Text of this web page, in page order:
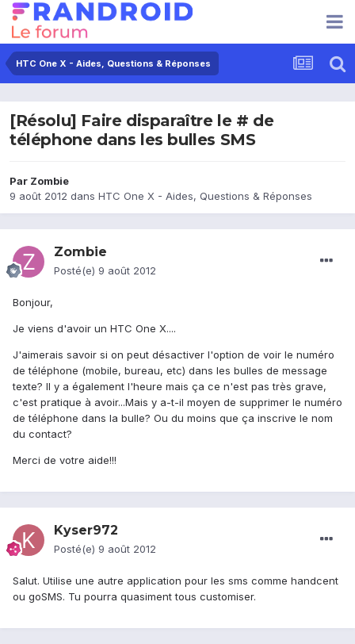
HTC One X - Aides, Questions & Réponses
[Résolu] Faire disparaître le # de
téléphone dans les bulles SMS
Par Zombie
9 août 2012 dans HTC One X - Aides, Questions & Réponses
Zombie
Posté(e) 9 août 2012
Bonjour,
Je viens d'avoir un HTC One X....
J'aimerais savoir si on peut désactiver l'option de voir le numéro
de téléphone (mobile, bureau, etc) dans les bulles de message
texte? Il y a également l'heure mais ça ce n'est pas très grave,
c'est pratique à avoir...Mais y a-t-il moyen de supprimer le numéro
de téléphone dans la bulle? Ou du moins que ça inscrive le nom
du contact?
Merci de votre aide!!!
Kyser972
Posté(e) 9 août 2012
Salut. Utilise une autre application pour les sms comme handcent
ou goSMS. Tu pourra quasiment tous customiser.